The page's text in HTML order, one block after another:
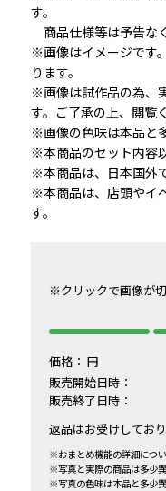
す。
商品仕様等は予告な
※画像はイメージです
ります。
※画像は試作品の為、
す。ご了承の上、閲覧
※画像の色味は本品と
※本商品のセット内容
※本商品は、日本国外
※本商品は、店頭やイ
す。
※クリックで画像が切
価格： 円
販売開始日時：
販売終了日時：
返品はお受けしてお
※おまとめ機能の詳細につ
※写真と実際の商品は多少
※写真の色味は本品と多少